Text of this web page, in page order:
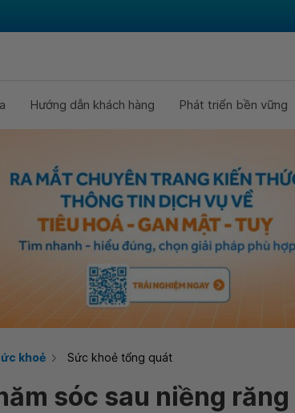
Hướng dẫn khách hàng Phát triển bền vững
khoẻ Sức khoẻ tổng quát
sóc sau niềng răng